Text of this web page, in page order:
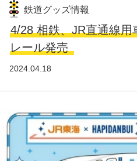
鉄道グッズ情報
4/28 相鉄、JR直通線用
レール発売
2024.04.18